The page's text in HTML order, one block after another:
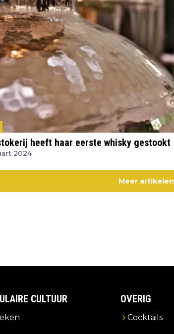
heeft haar eerste whisky gestookt
2024
Meer artikelen
CULTUUR OVERIG
Cocktails